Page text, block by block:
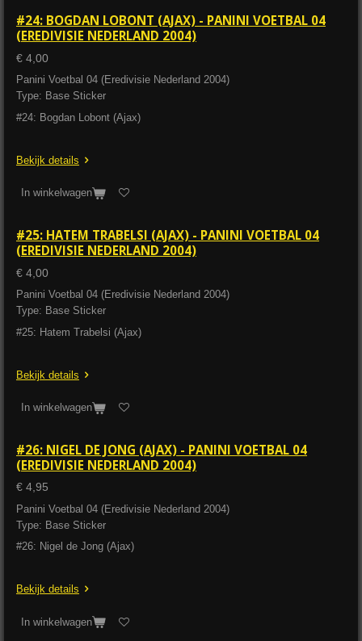
#24: BOGDAN LOBONT (AJAX) - PANINI VOETBAL 04
(EREDIVISIE NEDERLAND 2004)
€ 4,00
Panini Voetbal 04 (Eredivisie Nederland 2004)
Type: Base Sticker
#24: Bogdan Lobont (Ajax)
Bekijk details
In winkelwagen
#25: HATEM TRABELSI (AJAX) - PANINI VOETBAL 04
(EREDIVISIE NEDERLAND 2004)
€ 4,00
Panini Voetbal 04 (Eredivisie Nederland 2004)
Type: Base Sticker
#25: Hatem Trabelsi (Ajax)
Bekijk details
In winkelwagen
#26: NIGEL DE JONG (AJAX) - PANINI VOETBAL 04
(EREDIVISIE NEDERLAND 2004)
€ 4,95
Panini Voetbal 04 (Eredivisie Nederland 2004)
Type: Base Sticker
#26: Nigel de Jong (Ajax)
Bekijk details
In winkelwagen